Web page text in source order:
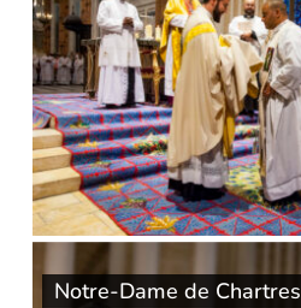
Notre-Dame de Chartres